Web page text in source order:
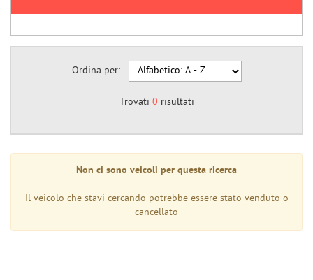
Ordina per:
Trovati 0 risultati
Non ci sono veicoli per questa ricerca
Il veicolo che stavi cercando potrebbe essere stato venduto o
cancellato